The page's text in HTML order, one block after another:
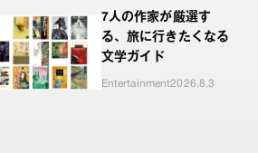
7人の作家が厳選す
る、旅に行きたくなる
文学ガイド
Entertainment2026.8.3